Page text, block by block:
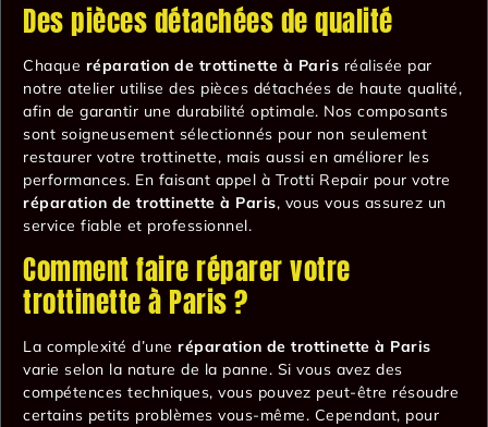
Des pièces détachées de qualité
Chaque réparation de trottinette à Paris réalisée par
notre atelier utilise des pièces détachées de haute qualité,
afin de garantir une durabilité optimale. Nos composants
sont soigneusement sélectionnés pour non seulement
restaurer votre trottinette, mais aussi en améliorer les
performances. En faisant appel à Trotti Repair pour votre
réparation de trottinette à Paris, vous vous assurez un
service fiable et professionnel.
Comment faire réparer votre
trottinette à Paris ?
La complexité d’une réparation de trottinette à Paris
varie selon la nature de la panne. Si vous avez des
compétences techniques, vous pouvez peut-être résoudre
certains petits problèmes vous-même. Cependant, pour